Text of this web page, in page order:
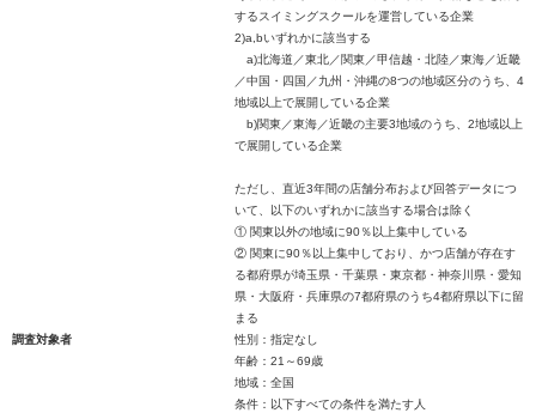
するスイミングスクールを運営している企業
2)a,bいずれかに該当する
a)北海道／東北／関東／甲信越・北陸／東海／近畿
／中国・四国／九州・沖縄の8つの地域区分のうち、4
地域以上で展開している企業
b)関東／東海／近畿の主要3地域のうち、2地域以上
で展開している企業
ただし、直近3年間の店舗分布および回答データにつ
いて、以下のいずれかに該当する場合は除く
① 関東以外の地域に90％以上集中している
② 関東に90％以上集中しており、かつ店舗が存在す
る都府県が埼玉県・千葉県・東京都・神奈川県・愛知
県・大阪府・兵庫県の7都府県のうち4都府県以下に留
まる
調査対象者
性別：指定なし
年齢：21～69歳
地域：全国
条件：以下すべての条件を満たす人